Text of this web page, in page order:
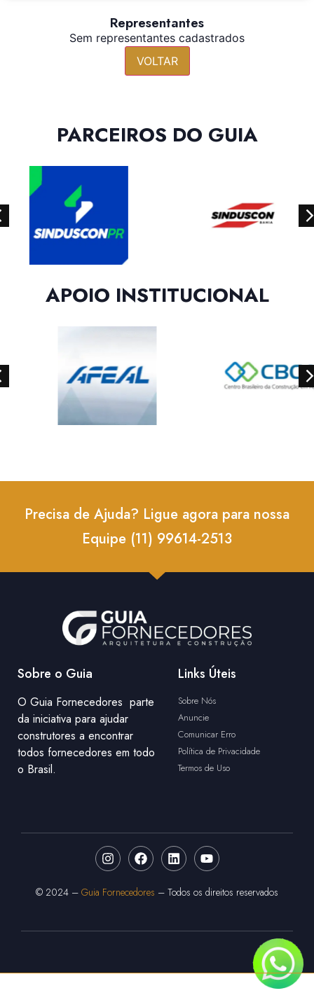
Representantes
Sem representantes cadastrados
VOLTAR
PARCEIROS DO GUIA
APOIO INSTITUCIONAL
Precisa de Ajuda? Ligue agora para nossa
Equipe (11) 99614-2513
Sobre o Guia
O Guia Fornecedores parte
da iniciativa para ajudar
construtores a encontrar
todos fornecedores em todo
o Brasil.
Links Úteis
Sobre Nós
Anuncie
Comunicar Erro
Política de Privacidade
Termos de Uso
© 2024 – Guia Fornecedores – Todos os direitos reservados